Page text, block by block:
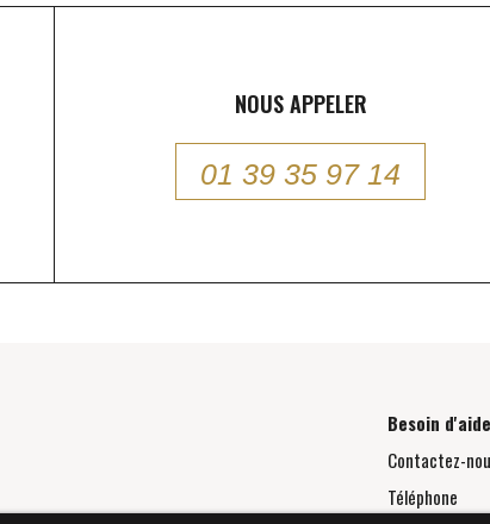
NOUS APPELER
01 39 35 97 14
Besoin
Contactez-
Téléphone